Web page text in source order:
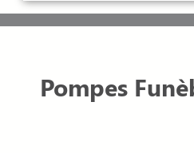
Pompes